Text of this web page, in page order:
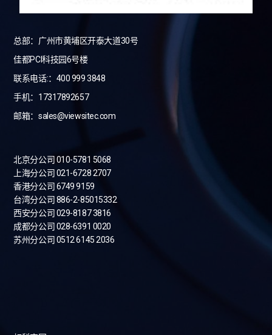
总部：广州市黄埔区开泰大道30号
佳都PCI科技园6号楼
联系电话:：400 999 3848
手机：17317892657
邮箱：sales@viewsitec.com
北京分公司 010-5781 5068
上海分公司 021-6728 2707
香港分公司 6749 9159
台湾分公司886-2-85015332
西安分公司 029-8187 3816
成都分公司 028-6391 0020
苏州分公司 0512 6145 2036